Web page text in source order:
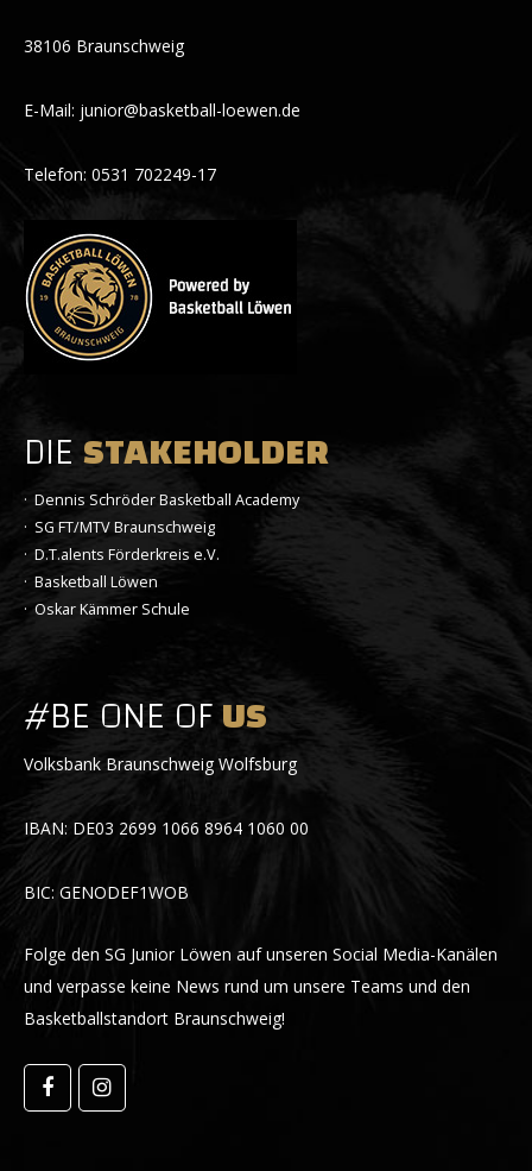
38106 Braunschweig
E-Mail: junior@basketball-loewen.de
Telefon: 0531 702249-17
DIESTAKEHOLDER
· Dennis Schröder Basketball Academy
· SG FT/MTV Braunschweig
· D.T.alents Förderkreis e.V.
· Basketball Löwen
· Oskar Kämmer Schule
#BE ONE OFUS
Volksbank Braunschweig Wolfsburg
IBAN: DE03 2699 1066 8964 1060 00
BIC: GENODEF1WOB
Folge den SG Junior Löwen auf unseren Social Media-Kanälen
und verpasse keine News rund um unsere Teams und den
Basketballstandort Braunschweig!